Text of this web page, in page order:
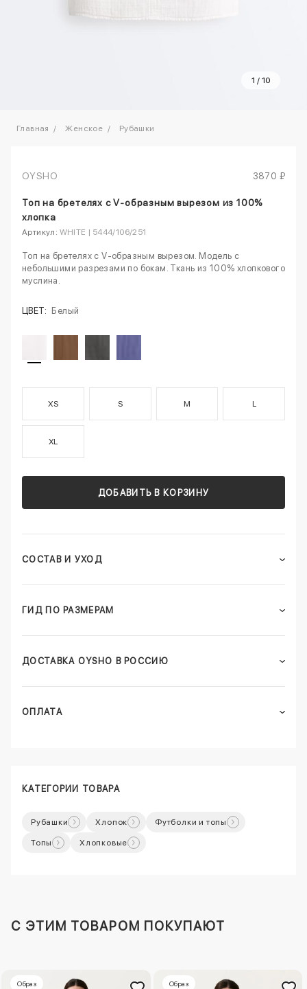
1 / 10
Главная Женское Рубашки
OYSHO 3870 ₽
Топ на бретелях с V-образным вырезом из 100%
хлопка
Артикул: WHITE | 5444/106/251
Топ на бретелях с V-образным вырезом. Модель с
небольшими разрезами по бокам. Ткань из 100% хлопкового
муслина.
ЦВЕТ: Белый
XS S M L
XL
ДОБАВИТЬ В КОРЗИНУ
СОСТАВ И УХОД
ГИД ПО РАЗМЕРАМ
ДОСТАВКА OYSHO В РОССИЮ
ОПЛАТА
КАТЕГОРИИ ТОВАРА
Рубашки Хлопок Футболки и топы
Топы Хлопковые
C ЭТИМ ТОВАРОМ ПОКУПАЮТ
Образ Образ